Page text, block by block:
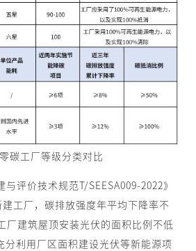
碳工厂等级分类对比
评价技术规范T/SEESA009-2022》
工厂，碳排放强度年平均下降率不
厂建筑屋顶安装光伏的面积比例不低
分利用厂区面积建设光伏等新能源项